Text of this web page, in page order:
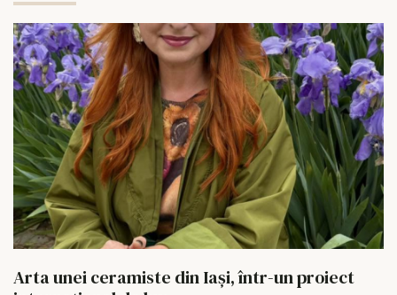
Arta unei ceramiste din Iași, într-un proiect